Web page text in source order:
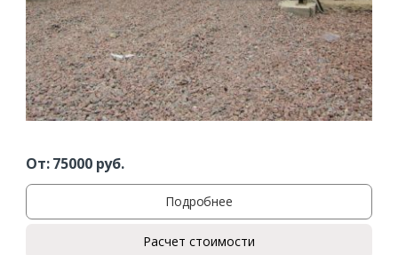
От:75000руб.
Подробнее
Расчет стоимости